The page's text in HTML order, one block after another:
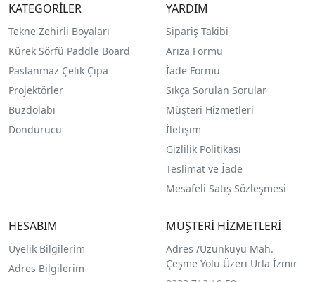
KATEGORİLER
Tekne Zehirli Boyaları
Kürek Sörfü Paddle Board
Paslanmaz Çelik Çıpa
Projektörler
Buzdolabı
Dondurucu
YARDIM
Sipariş Takibi
Arıza Formu
İade Formu
Sıkça Sorulan Sorular
Müşteri Hizmetleri
İletişim
Gizlilik Politikası
Teslimat ve İade
Mesafeli Satış Sözleşmesi
HESABIM
Üyelik Bilgilerim
Adres Bilgilerim
MÜŞTERİ HİZMETLERİ
Adres /Uzunkuyu Mah.
Çeşme Yolu Üzeri Urla İzmir